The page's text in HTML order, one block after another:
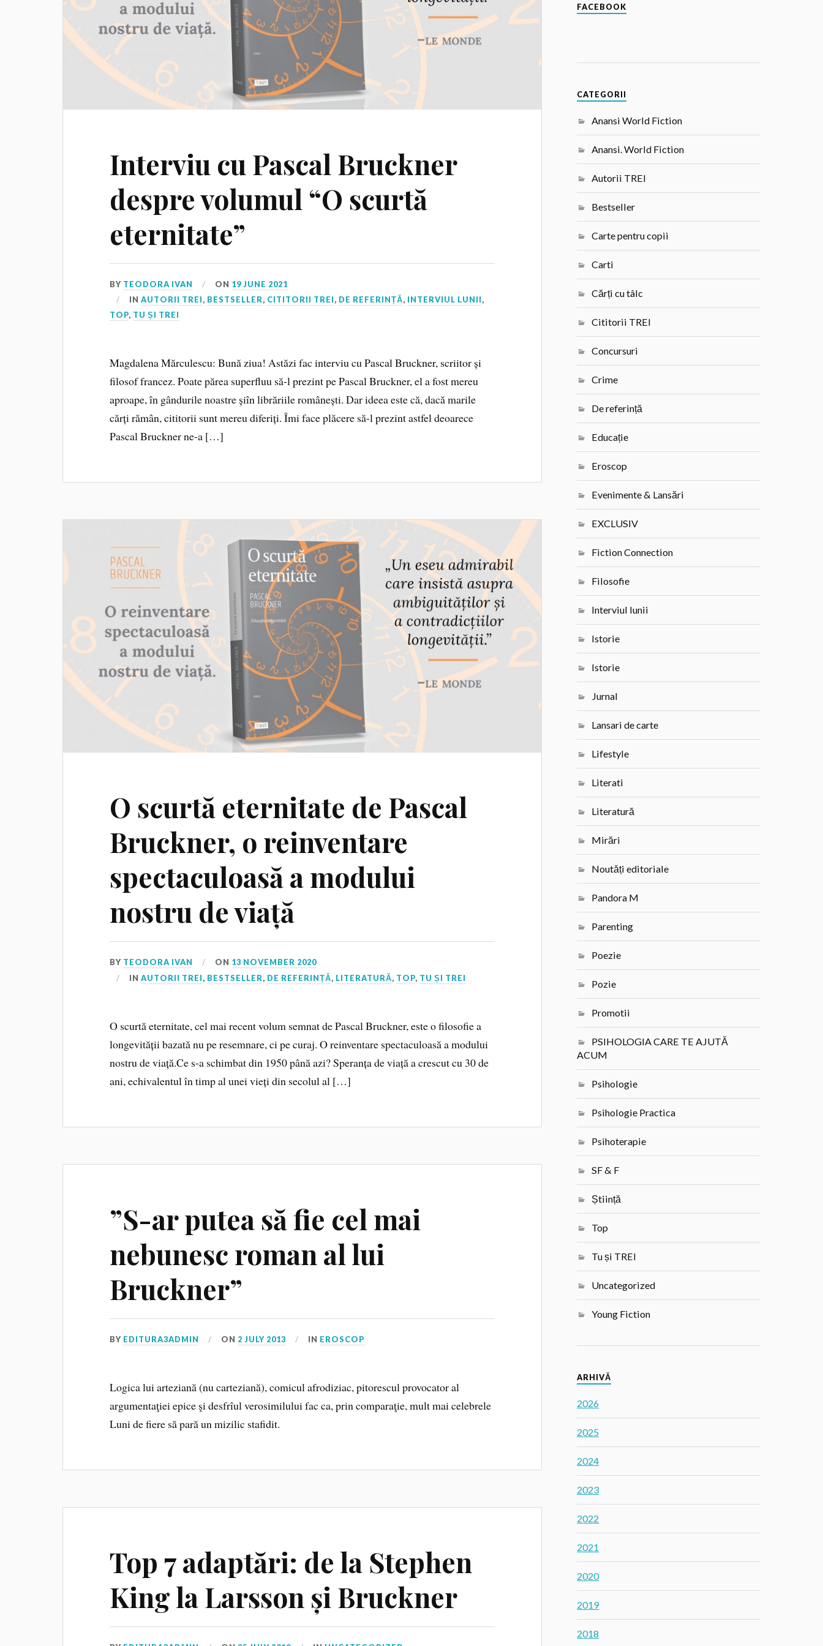
Interviu cu Pascal Bruckner
despre volumul “O scurtă
eternitate”
BY TEODORA IVAN ON 19 JUNE 2021
INAUTORII TREI, BESTSELLER, CITITORII TREI, DE REFERINȚĂ, INTERVIUL LUNII,
TOP, TU ȘI TREI
Magdalena Mărculescu: Bună ziua! Astăzi fac interviu cu Pascal Bruckner, scriitor și
filosof francez. Poate părea superfluu să-l prezint pe Pascal Bruckner, el a fost mereu
aproape, în gândurile noastre șiîn librăriile românești. Dar ideea este că, dacă marile
cărți rămân, cititorii sunt mereu diferiți. Îmi face plăcere să-l prezint astfel deoarece
Pascal Bruckner ne-a […]
O scurtă eternitate de Pascal
Bruckner, o reinventare
spectaculoasă a modului
nostru de viață
BY TEODORA IVAN ON 13 NOVEMBER 2020
INAUTORII TREI, BESTSELLER, DE REFERINȚĂ, LITERATURĂ, TOP, TU ȘI TREI
O scurtă eternitate, cel mai recent volum semnat de Pascal Bruckner, este o filosofie a
longevității bazată nu pe resemnare, ci pe curaj. O reinventare spectaculoasă a modului
nostru de viață.Ce s-a schimbat din 1950 până azi? Speranța de viață a crescut cu 30 de
ani, echivalentul în timp al unei vieți din secolul al […]
”S-ar putea să fie cel mai
nebunesc roman al lui
Bruckner”
BY EDITURA3ADMIN ON 2 JULY 2013 IN EROSCOP
Logica lui arteziană (nu carteziană), comicul afrodiziac, pitorescul provocator al
argumentaţiei epice şi desfrîul verosimilului fac ca, prin comparaţie, mult mai celebrele
Luni de fiere să pară un mizilic stafidit.
Top 7 adaptări: de la Stephen
King la Larsson și Bruckner
FACEBOOK
CATEGORII
Anansi World Fiction
Anansi. World Fiction
Autorii TREI
Bestseller
Carte pentru copii
Carti
Cărți cu tâlc
Cititorii TREI
Concursuri
Crime
De referință
Educație
Eroscop
Evenimente & Lansări
EXCLUSIV
Fiction Connection
Filosofie
Interviul lunii
Istorie
Istorie
Jurnal
Lansari de carte
Lifestyle
Literati
Literatură
Mirări
Noutăți editoriale
Pandora M
Parenting
Poezie
Pozie
Promotii
PSIHOLOGIA CARE TE AJUTĂ
ACUM
Psihologie
Psihologie Practica
Psihoterapie
SF & F
Știință
Top
Tu și TREI
Uncategorized
Young Fiction
ARHIVĂ
2026
2025
2024
2023
2022
2021
2020
2019
2018